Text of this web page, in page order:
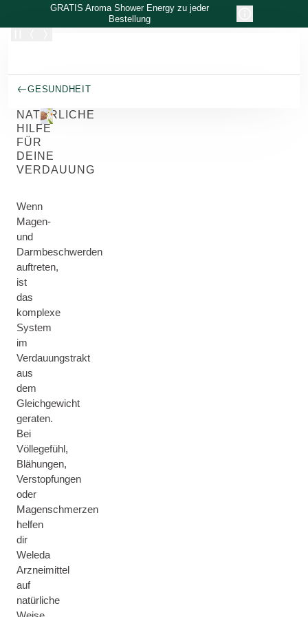
Zum Hauptinhalt wechseln
GRATIS Aroma Shower Energy zu jeder
Bestellung
GESUNDHEIT
NATÜRLICHE
HILFE
FÜR
DEINE
VERDAUUNG
Wenn
Magen-
und
Darmbeschwerden
auftreten,
ist
das
komplexe
System
im
Verdauungstrakt
aus
dem
Gleichgewicht
geraten.
Bei
Völlegefühl,
Blähungen,
Verstopfungen
oder
Magenschmerzen
helfen
dir
Weleda
Arzneimittel
auf
natürliche